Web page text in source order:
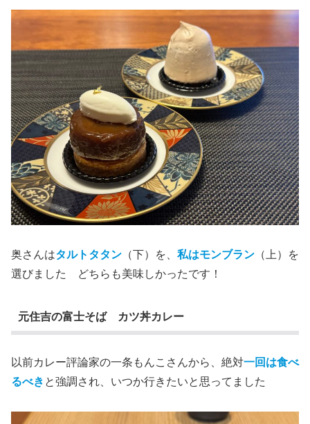
奥さんはタルトタタン （下）を、 私はモンブラン （上）を
選びました どちらも美味しかったです！
元住吉の富士そば カツ丼カレー
以前カレー評論家の一条もんこさんから、絶対一回は食べ
るべき と強調され、いつか行きたいと思ってました